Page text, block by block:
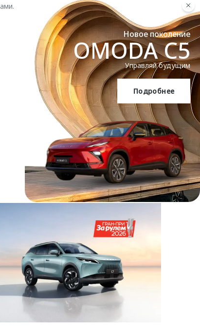
OMODA C5
Новое поколение
OMODA C5
Управляй будущим
Подробнее